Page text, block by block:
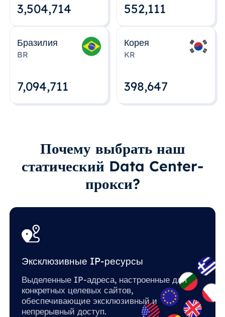
3,504,715 552,112
Бразилия
BR
7,094,712
Корея
KR
398,648
Почему выбрать наш
статический Data Center-
прокси?
Эксклюзивные IP-ресурсы
Выделенные IP-адреса, настроенные для
конкретных целевых сайтов,
обеспечивающие эксклюзивный и
непрерывный доступ.